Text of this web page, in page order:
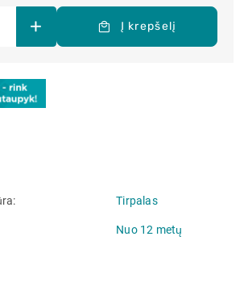
+ Į krepšelį
Tirpalas
Nuo 12 metų